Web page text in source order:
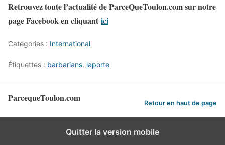
Retrouvez toute l’actualité de ParceQueToulon.com sur notre
page Facebook en cliquant ici
Catégories : International
Étiquettes : barbarians, laporte
ParcequeToulon.com Retour en haut de page
Quitter la version mobile